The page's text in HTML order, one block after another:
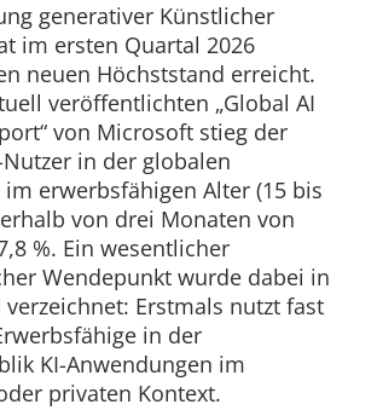
generativer Künstlicher
im ersten Quartal 2026
neuen Höchststand erreicht.
veröffentlichten „Global AI
von Microsoft stieg der
in der globalen
erwerbsfähigen Alter (15 bis
von drei Monaten von
%. Ein wesentlicher
Wendepunkt wurde dabei in
Erstmals nutzt fast
in der
KI-Anwendungen im
privaten Kontext.